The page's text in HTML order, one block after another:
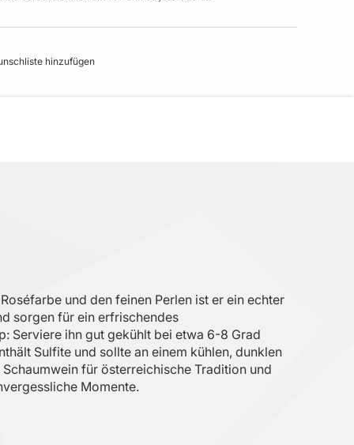
hinzufügen
und den feinen Perlen ist er ein echter
sorgen für ein erfrischendes
Serviere ihn gut gekühlt bei etwa 6-8 Grad
Sulfite und sollte an einem kühlen, dunklen
für österreichische Tradition und
Momente.